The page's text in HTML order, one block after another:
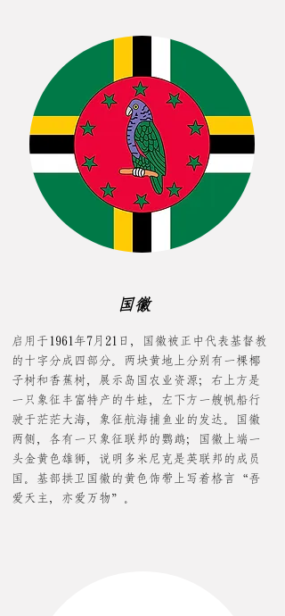
国徽
启用于1961年7月21日，国徽被正中代表基督教
的十字分成四部分。两块黄地上分别有一棵椰
子树和香蕉树，展示岛国农业资源；右上方是
一只象征丰富特产的牛蛙，左下方一艘帆船行
驶于茫茫大海，象征航海捕鱼业的发达。国徽
两侧，各有一只象征联邦的鹦鹉；国徽上端一
头金黄色雄狮，说明多米尼克是英联邦的成员
国。基部拱卫国徽的黄色饰带上写着格言“吾
爱天主，亦爱万物”。